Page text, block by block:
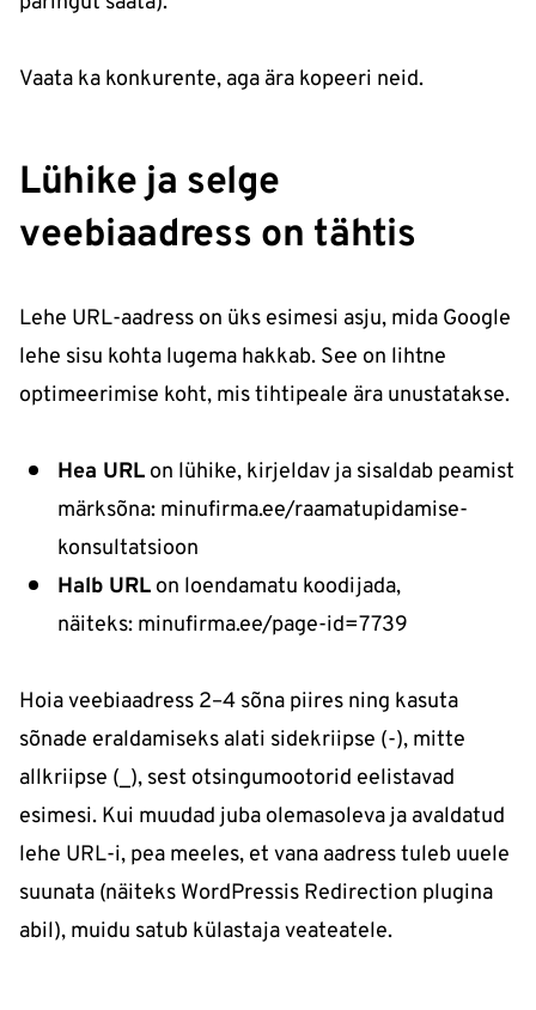
Vaata ka konkurente, aga ära kopeeri neid.
Lühike ja selge
veebiaadress on tähtis
Lehe URL-aadress on üks esimesi asju, mida Google
lehe sisu kohta lugema hakkab. See on lihtne
optimeerimise koht, mis tihtipeale ära unustatakse.
Hea URL on lühike, kirjeldav ja sisaldab peamist
märksõna: minufirma.ee/raamatupidamise-
konsultatsioon
Halb URL on loendamatu koodijada,
näiteks: minufirma.ee/page-id=7739
Hoia veebiaadress 2–4 sõna piires ning kasuta
sõnade eraldamiseks alati sidekriipse (-), mitte
allkriipse (_), sest otsingumootorid eelistavad
esimesi. Kui muudad juba olemasoleva ja avaldatud
lehe URL-i, pea meeles, et vana aadress tuleb uuele
suunata (näiteks WordPressis Redirection plugina
abil), muidu satub külastaja veateatele.